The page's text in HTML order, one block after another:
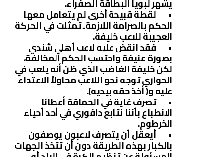
يشهر لبويا البطاقة الصفراء.
• لقطة قبيحة أخرى لم يتعامل معها
الحكم بالصرامة اللازمةـ تمثلت في الحركة
العجيبة للاعب خليفة.
• فقد انقض عليه لاعب أهلي شندي
بصورة عنيفة واحتسب الحكم المخالفة،
لكن خليفة الغاضب الذي ظن أنه يلعب في
الحواري توجه نحو اللاعب محاولاً الاعتداء
عليه و( أخذ حقه بيديه).
• تصرف غاية في الحماقة أعطانا
الانطباع بأننا نتابع دافوري في أحد أحياء
الخرطوم.
• أيعقل أن يتصرف لاعبون يوصفون
بالكبار بهذه الطريقة دون أن تتخذ الجهات